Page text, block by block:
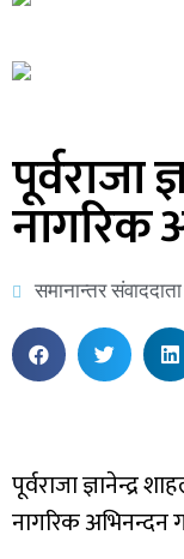
पूर्वराजा
नागरिक
समानान्तर संवाददाता
पूर्वराजा ज्ञानेन्द्र
नागरिक अभिनन्दन